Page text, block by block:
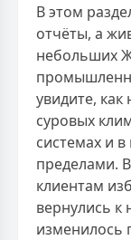
В этом
отчёты, а
небольших
увидите,
суровых
системах и
пределами.
клиентам
вернулись к
изменилось